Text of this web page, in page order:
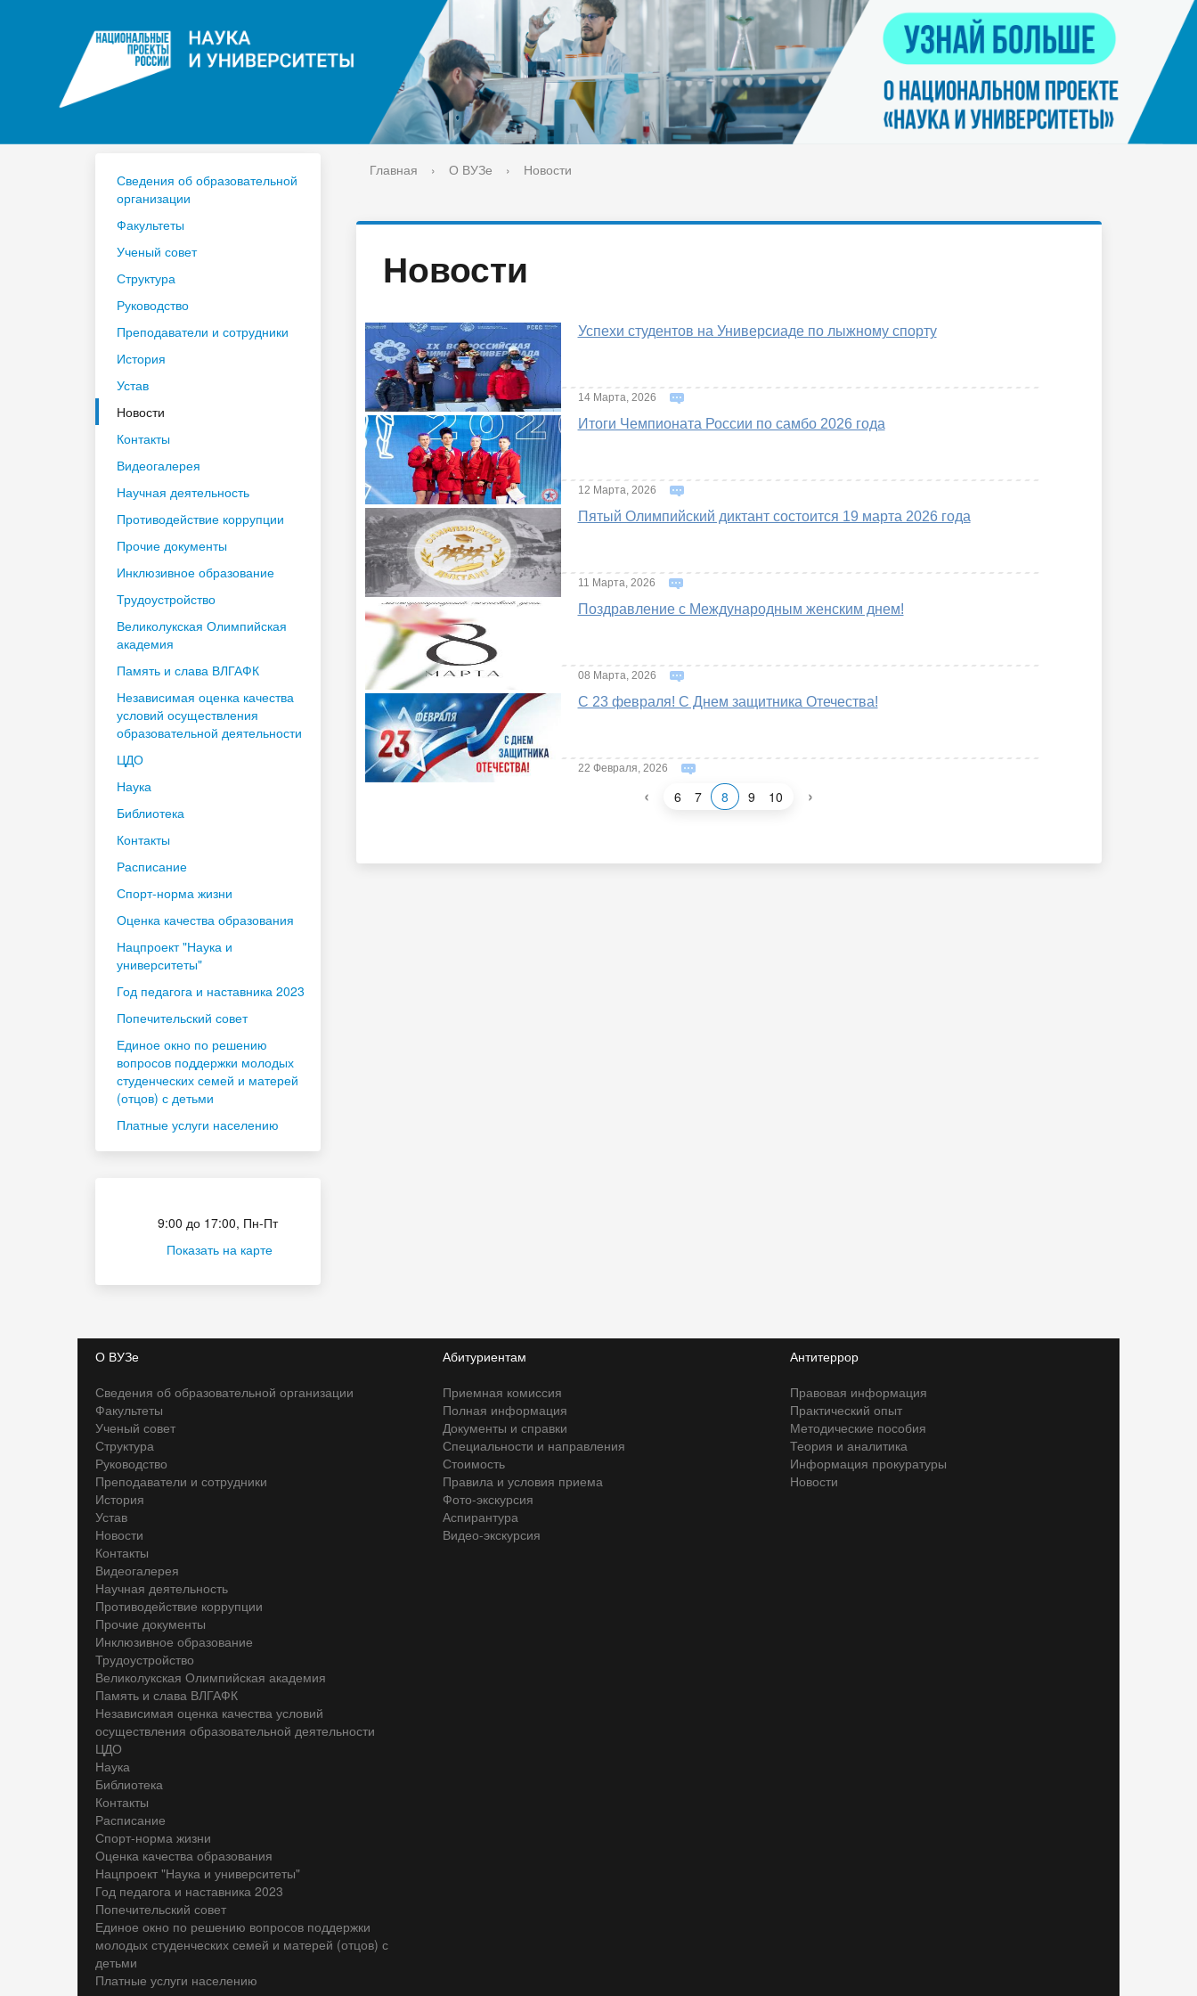
Библиотека
Контакты
Расписание
Спорт-норма жизни Оценка качества образования
Нацпроект "Наука и университеты"
Год педагога и наставника 2023
Попечительский совет
Единое окно по решению вопросов
поддержки молодых студенческих
семей и матерей (отцов) с детьми
Сведения об образовательной
организации
Факультеты
Ученый совет
Структура
Руководство
Преподаватели и сотрудники
История
Устав
Новости
Контакты
Видеогалерея
Научная деятельность
Противодействие коррупции
Прочие документы
Инклюзивное образование
Трудоустройство
Великолукская Олимпийская
академия
Память и слава ВЛГАФК
Независимая оценка качества
условий осуществления
образовательной деятельности
ЦДО
Наука
Библиотека
Контакты
Расписание
Спорт-норма жизни
Оценка качества образования
Нацпроект "Наука и
университеты"
Год педагога и наставника 2023
Попечительский совет
Единое окно по решению
вопросов поддержки молодых
студенческих семей и матерей
(отцов) с детьми
Платные услуги населению
9:00 до 17:00, Пн-Пт
Показать на карте
Главная › О ВУЗе › Новости
Новости
Успехи студентов на Универсиаде по лыжному спорту
14 Марта, 2026
Итоги Чемпионата России по самбо 2026 года
12 Марта, 2026
Пятый Олимпийский диктант состоится 19 марта 2026 года
11 Марта, 2026
Поздравление с Международным женским днем!
08 Марта, 2026
С 23 февраля! С Днем защитника Отечества!
22 Февраля, 2026
‹ 6 7 8 9 10 ›
О ВУЗе
Сведения об образовательной организации
Факультеты
Ученый совет
Структура
Руководство
Преподаватели и сотрудники
История
Устав
Новости
Контакты
Видеогалерея
Научная деятельность
Противодействие коррупции
Прочие документы
Инклюзивное образование
Трудоустройство
Великолукская Олимпийская академия
Память и слава ВЛГАФК
Независимая оценка качества условий
осуществления образовательной деятельности
ЦДО
Наука
Библиотека
Контакты
Расписание
Спорт-норма жизни
Оценка качества образования
Нацпроект "Наука и университеты"
Год педагога и наставника 2023
Попечительский совет
Единое окно по решению вопросов поддержки
молодых студенческих семей и матерей (отцов) с
детьми
Платные услуги населению
Абитуриентам
Приемная комиссия
Полная информация
Документы и справки
Специальности и направления
Стоимость
Правила и условия приема
Фото-экскурсия
Аспирантура
Видео-экскурсия
Антитеррор
Правовая информация
Практический опыт
Методические пособия
Теория и аналитика
Информация прокуратуры
Новости